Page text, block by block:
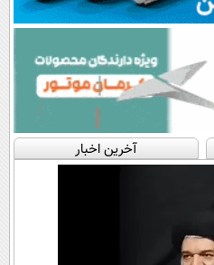
آخرین اخبار